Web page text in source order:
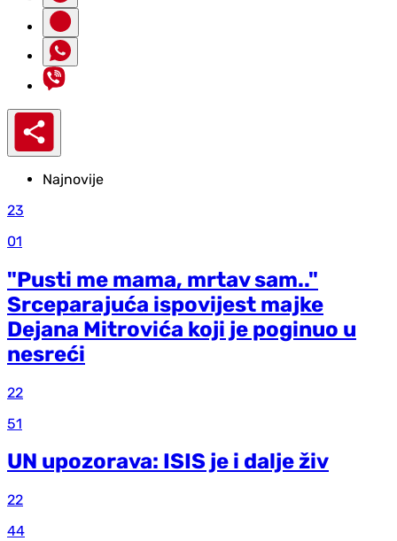
Najnovije
23
01
"Pusti me mama, mrtav sam.."
Srceparajuća ispovijest majke
Dejana Mitrovića koji je poginuo u
nesreći
22
51
UN upozorava: ISIS je i dalje živ
22
44